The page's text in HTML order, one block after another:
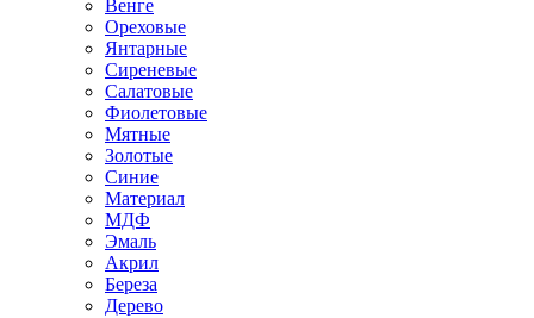
Венге
Ореховые
Янтарные
Сиреневые
Салатовые
Фиолетовые
Мятные
Золотые
Синие
Материал
МДФ
Эмаль
Акрил
Береза
Дерево